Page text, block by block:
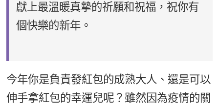
獻上最溫暖真摯的祈願和祝福，祝你有
個快樂的新年。
今年你是負責發紅包的成熟大人、還是可以
伸手拿紅包的幸運兒呢？雖然因為疫情的關